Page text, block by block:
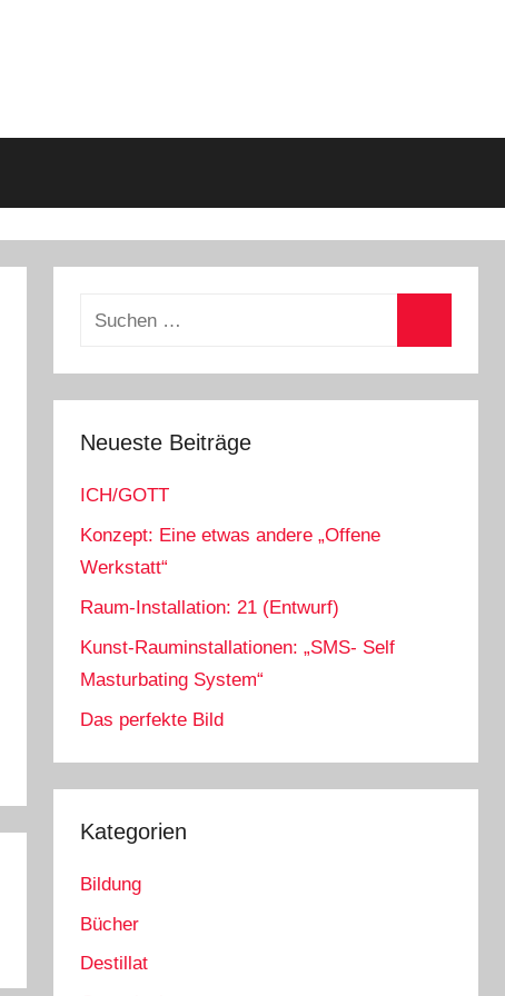
Suchen
Neueste Beiträge
ICH/GOTT
Konzept: Eine etwas andere „Offene
Werkstatt“
Raum-Installation: 21 (Entwurf)
Kunst-Rauminstallationen: „SMS- Self
Masturbating System“
Das perfekte Bild
Kategorien
Bildung
Bücher
Destillat